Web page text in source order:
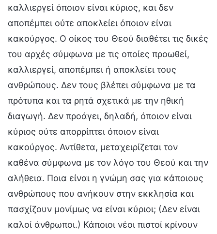
καλλιεργεί όποιον είναι κύριος, και δεν
αποπέμπει ούτε αποκλείει όποιον είναι
κακούργος. Ο οίκος του Θεού διαθέτει τις δικές
του αρχές σύμφωνα με τις οποίες προωθεί,
καλλιεργεί, αποπέμπει ή αποκλείει τους
ανθρώπους. Δεν τους βλέπει σύμφωνα με τα
πρότυπα και τα ρητά σχετικά με την ηθική
διαγωγή. Δεν προάγει, δηλαδή, όποιον είναι
κύριος ούτε απορρίπτει όποιον είναι
κακούργος. Αντίθετα, μεταχειρίζεται τον
καθένα σύμφωνα με τον λόγο του Θεού και την
αλήθεια. Ποια είναι η γνώμη σας για κάποιους
ανθρώπους που ανήκουν στην εκκλησία και
πασχίζουν μονίμως να είναι κύριοι; (Δεν είναι
καλοί άνθρωποι.) Κάποιοι νέοι πιστοί κρίνουν